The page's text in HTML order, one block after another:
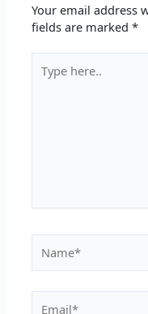
Your email address
fields are marked*